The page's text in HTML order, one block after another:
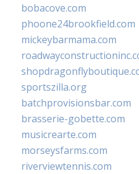
bobacove.com
phoone24brookfield.com
mickeybarmama.com
sportszilla.org
batchprovisionsbar.com
brasserie-gobette.com
musicrearte.com
morseysfarms.com
riverviewtennis.com